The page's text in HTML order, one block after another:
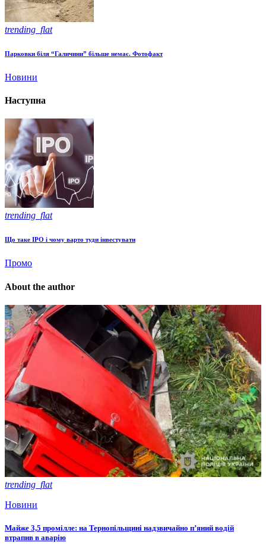
trending_flat
Парковки біля “Галичини” більше немає. Фотофакт
Новини
Наступна
trending_flat
Що таке IPO і чому варто туди інвестувати
Промо
About the author
trending_flat
Новини
Майже 3,5 промілле: на Тернопільщині надзвичайно п’яний водій
втрапив в аварію